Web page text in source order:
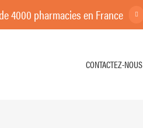
pharmacies en France
CONTACTEZ-NOUS